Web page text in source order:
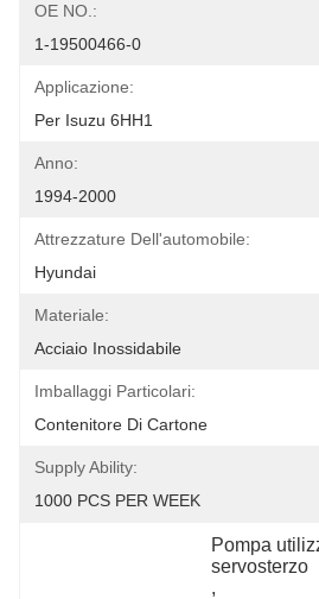
OE NO.:
1-19500466-0
Applicazione:
Per Isuzu 6HH1
Anno:
1994-2000
Attrezzature Dell'automobile:
Hyundai
Materiale:
Acciaio Inossidabile
Imballaggi Particolari:
Contenitore Di Cartone
Supply Ability:
1000 PCS PER WEEK
Pompa
servosterzo
,